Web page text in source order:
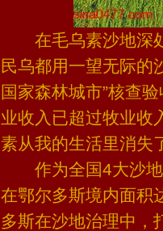
在毛乌素沙地深处
民乌都用一望无际的
国家森林城市”核查
业收入已超过牧业收
素从我的生活里消失
作为全国4大沙地
在鄂尔多斯境内面积
多斯在沙地治理中，